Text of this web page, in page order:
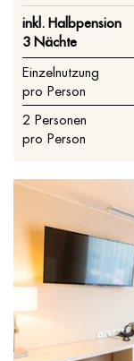
inkl. Halbpension
3 Nächte
Einzelnutzung
pro Person
2 Personen
pro Person